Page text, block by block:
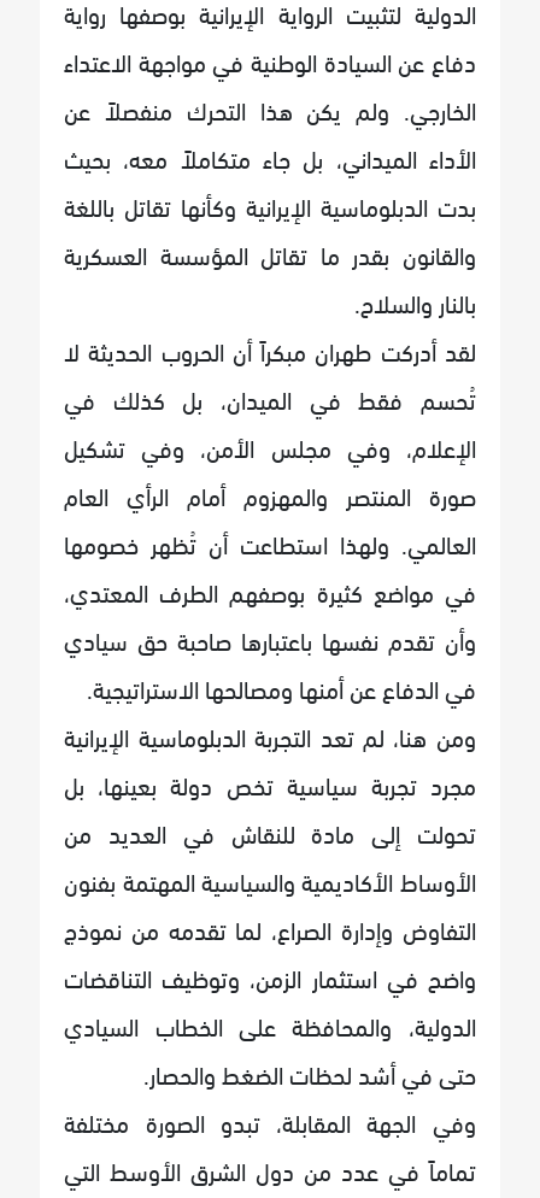
الدولية لتثبيت الرواية الإيرانية بوصفها رواية
دفاع عن السيادة الوطنية في مواجهة الاعتداء
الخارجي. ولم يكن هذا التحرك منفصلاً عن
الأداء الميداني، بل جاء متكاملاً معه، بحيث
بدت الدبلوماسية الإيرانية وكأنها تقاتل باللغة
والقانون بقدر ما تقاتل المؤسسة العسكرية
بالنار والسلاح.
لقد أدركت طهران مبكراً أن الحروب الحديثة لا
تُحسم فقط في الميدان، بل كذلك في
الإعلام، وفي مجلس الأمن، وفي تشكيل
صورة المنتصر والمهزوم أمام الرأي العام
العالمي. ولهذا استطاعت أن تُظهر خصومها
في مواضع كثيرة بوصفهم الطرف المعتدي،
وأن تقدم نفسها باعتبارها صاحبة حق سيادي
في الدفاع عن أمنها ومصالحها الاستراتيجية.
ومن هنا، لم تعد التجربة الدبلوماسية الإيرانية
مجرد تجربة سياسية تخص دولة بعينها، بل
تحولت إلى مادة للنقاش في العديد من
الأوساط الأكاديمية والسياسية المهتمة بفنون
التفاوض وإدارة الصراع، لما تقدمه من نموذج
واضح في استثمار الزمن، وتوظيف التناقضات
الدولية، والمحافظة على الخطاب السيادي
حتى في أشد لحظات الضغط والحصار.
وفي الجهة المقابلة، تبدو الصورة مختلفة
تماماً في عدد من دول الشرق الأوسط التي